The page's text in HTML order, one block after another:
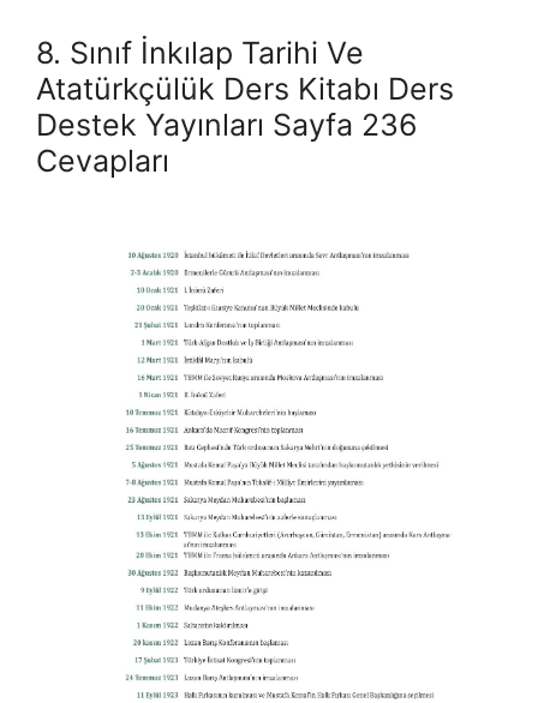
8. Sınıf İnkılap Tarihi Ve
Atatürkçülük Ders Kitabı Ders
Destek Yayınları Sayfa 236
Cevapları